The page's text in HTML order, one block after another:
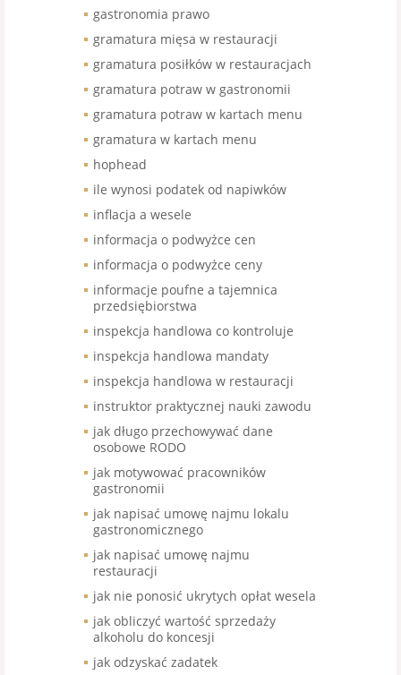
gastronomia prawo
gramatura mięsa w restauracji
gramatura posiłków w restauracjach
gramatura potraw w gastronomii
gramatura potraw w kartach menu
gramatura w kartach menu
hophead
ile wynosi podatek od napiwków
inflacja a wesele
informacja o podwyżce cen
informacja o podwyżce ceny
informacje poufne a tajemnica
przedsiębiorstwa
inspekcja handlowa co kontroluje
inspekcja handlowa mandaty
inspekcja handlowa w restauracji
instruktor praktycznej nauki zawodu
jak długo przechowywać dane
osobowe RODO
jak motywować pracowników
gastronomii
jak napisać umowę najmu lokalu
gastronomicznego
jak napisać umowę najmu
restauracji
jak nie ponosić ukrytych opłat wesela
jak obliczyć wartość sprzedaży
alkoholu do koncesji
jak odzyskać zadatek